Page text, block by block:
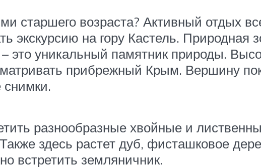
старшего возраста? Активный отдых
экскурсию на гору Кастель. Природная
это уникальный памятник природы.
прибрежный Крым. Вершину
разнообразные хвойные и
здесь растет дуб, фисташковое
встретить земляничник.